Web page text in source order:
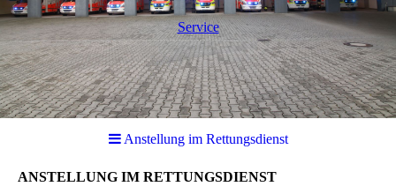
Service
Anstellung im Rettungsdienst
ANSTELLUNG IM RETTUNGSDIENST